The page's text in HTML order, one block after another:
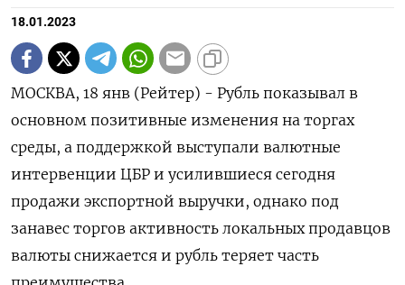
18.01.2023
МОСКВА, 18 янв (Рейтер) - Рубль показывал в
основном позитивные изменения на торгах
среды, а поддержкой выступали валютные
интервенции ЦБР и усилившиеся сегодня
продажи экспортной выручки, однако под
занавес торгов активность локальных продавцов
валюты снижается и рубль теряет часть